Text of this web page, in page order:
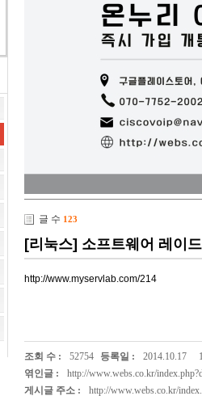
글 수 123
[리눅스] 소프트웨어 레이
http://www.myservlab.com/214
조회 수 : 52754 등록일 : 2014.10.17
엮인글 :
http://www.webs.co.kr/
게시글 주소 :
http://www.webs.co.kr/